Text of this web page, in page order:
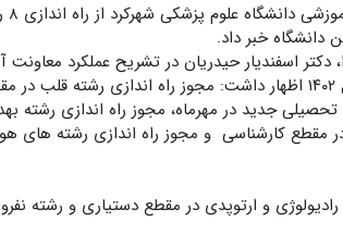
دانشگاه خبر داد.
دکتر اسفندیار حیدریان در تشریح عملکرد
ماهه اول سال ۱۴۰۲ اظهار داشت: مجوز راه اندازی رشته قلب
تحصیلی جدید در مهرماه، مجوز راه اندازی رشته
در مقطع کارشناسی ‌ و مجوز راه اندازی رشته های
و ارتوپدی در مقطع دستیاری و رشته